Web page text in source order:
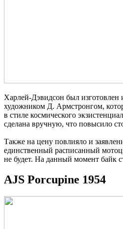
Харлей-Дэвидсон был изготовлен
художником Д. Армстронгом,
в стиле космического
сделана вручную, что повысило
Также на цену повлияло и
единственный расписанный
не будет. На данный момент байк
AJS Porcupine 1954